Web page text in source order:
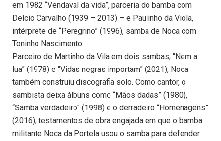
em 1982 “Vendaval da vida”, parceria do bamba com
Delcio Carvalho (1939 – 2013) – e Paulinho da Viola,
intérprete de “Peregrino” (1996), samba de Noca com
Toninho Nascimento.
Parceiro de Martinho da Vila em dois sambas, “Nem a
lua” (1978) e “Vidas negras importam” (2021), Noca
também construiu discografia solo. Como cantor, o
sambista deixa álbuns como “Mãos dadas” (1980),
“Samba verdadeiro” (1998) e o derradeiro “Homenagens”
(2016), testamentos de obra engajada em que o bamba
militante Noca da Portela usou o samba para defender